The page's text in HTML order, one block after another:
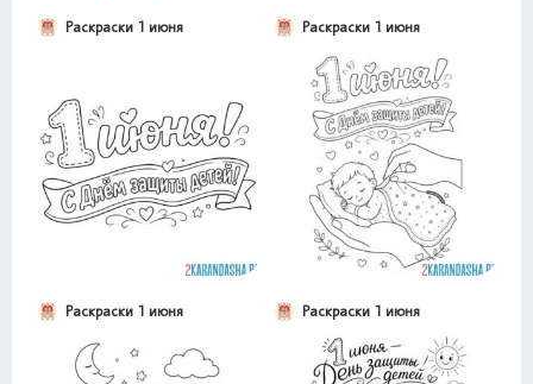
Раскраски 1 июня Раскраски 1 июня
Раскраски 1 июня Раскраски 1 июня